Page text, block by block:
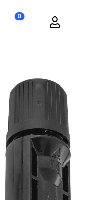
Produkty w koszyku:
Koszyk Zaloguj się